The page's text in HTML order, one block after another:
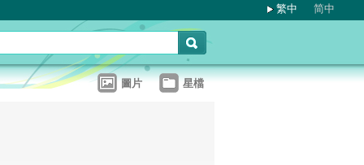
繁中 简中
圖片 星檔